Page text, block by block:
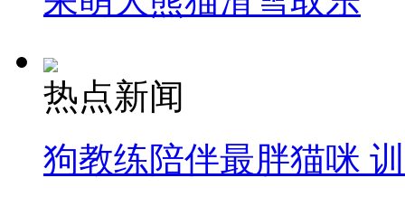
热点新闻
狗教练陪伴最胖猫咪